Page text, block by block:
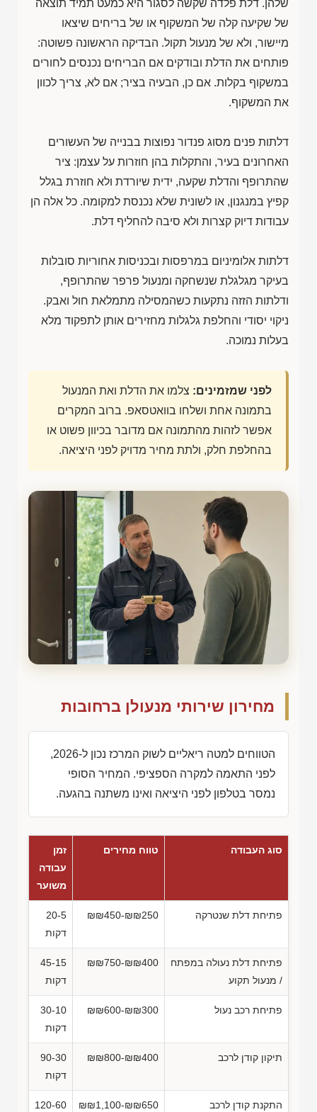
שלהן. דלת פלדה שקשה לסגור היא כמעט תמיד תוצאה
של שקיעה קלה של המשקוף או של בריחים שיצאו
מיישור, ולא של מנעול תקול. הבדיקה הראשונה פשוטה:
פותחים את הדלת ובודקים אם הבריחים נכנסים לחורים
במשקוף בקלות. אם כן, הבעיה בציר; אם לא, צריך לכוון
את המשקוף.
דלתות פנים מסוג פנדור נפוצות בבנייה של העשורים
האחרונים בעיר, והתקלות בהן חוזרות על עצמן: ציר
שהתרופף והדלת שקעה, ידית שיורדת ולא חוזרת בגלל
קפיץ במנגנון, או לשונית שלא נכנסת למקומה. כל אלה הן
עבודות דיוק קצרות ולא סיבה להחליף דלת.
דלתות אלומיניום במרפסות ובכניסות אחוריות סובלות
בעיקר מגלגלת שנשחקה ומנעול פרפר שהתרופף,
ודלתות הזזה נתקעות כשהמסילה מתמלאת חול ואבק.
ניקוי יסודי והחלפת גלגלות מחזירים אותן לתפקוד מלא
בעלות נמוכה.
לפני שמזמינים: צלמו את הדלת ואת המנעול
בתמונה אחת ושלחו בוואטסאפ. ברוב המקרים
אפשר לזהות מהתמונה אם מדובר בכיוון פשוט או
בהחלפת חלק, ולתת מחיר מדויק לפני היציאה.
מחירון שירותי מנעולן ברחובות
הטווחים למטה ריאליים לשוק המרכז נכון ל-2026,
לפני התאמה למקרה הספציפי. המחיר הסופי
נמסר בטלפון לפני היציאה ואינו משתנה בהגעה.
סוג העבודה טווח מחירים
זמן
עבודה
משוער
פתיחת דלת שנטרקה ₪₪450-₪₪250
20-5
דקות
פתיחת דלת נעולה במפתח
/ מנעול תקוע
₪₪750-₪₪400
45-15
דקות
פתיחת רכב נעול ₪₪600-₪₪300
30-10
דקות
תיקון קודן לרכב ₪₪800-₪₪400
90-30
דקות
התקנת קודן לרכב ₪₪1,100-₪₪650
120-60